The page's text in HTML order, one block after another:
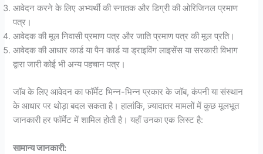
आवेदन करने के लिए अभ्यर्थी की स्नातक और डिग्री की ओरिजिनल प्रमाण
पत्र।
आवेदक की मूल निवासी प्रमाण पत्र और जाति प्रमाण पत्र की मूल प्रति।
आवेदक की आधार कार्ड या पैन कार्ड या ड्राइविंग लाइसेंस या सरकारी विभाग
द्वारा जारी कोई भी अन्य पहचान पत्र।
जॉब के लिए आवेदन का फॉर्मेट भिन्न-भिन्न प्रकार के जॉब, कंपनी या संस्थान
के आधार पर थोड़ा बदल सकता है। हालांकि, ज़्यादातर मामलों में कुछ मूलभूत
जानकारी हर फॉर्मेट में शामिल होती है। यहाँ उनका एक लिस्ट है:
सामान्य जानकारी: